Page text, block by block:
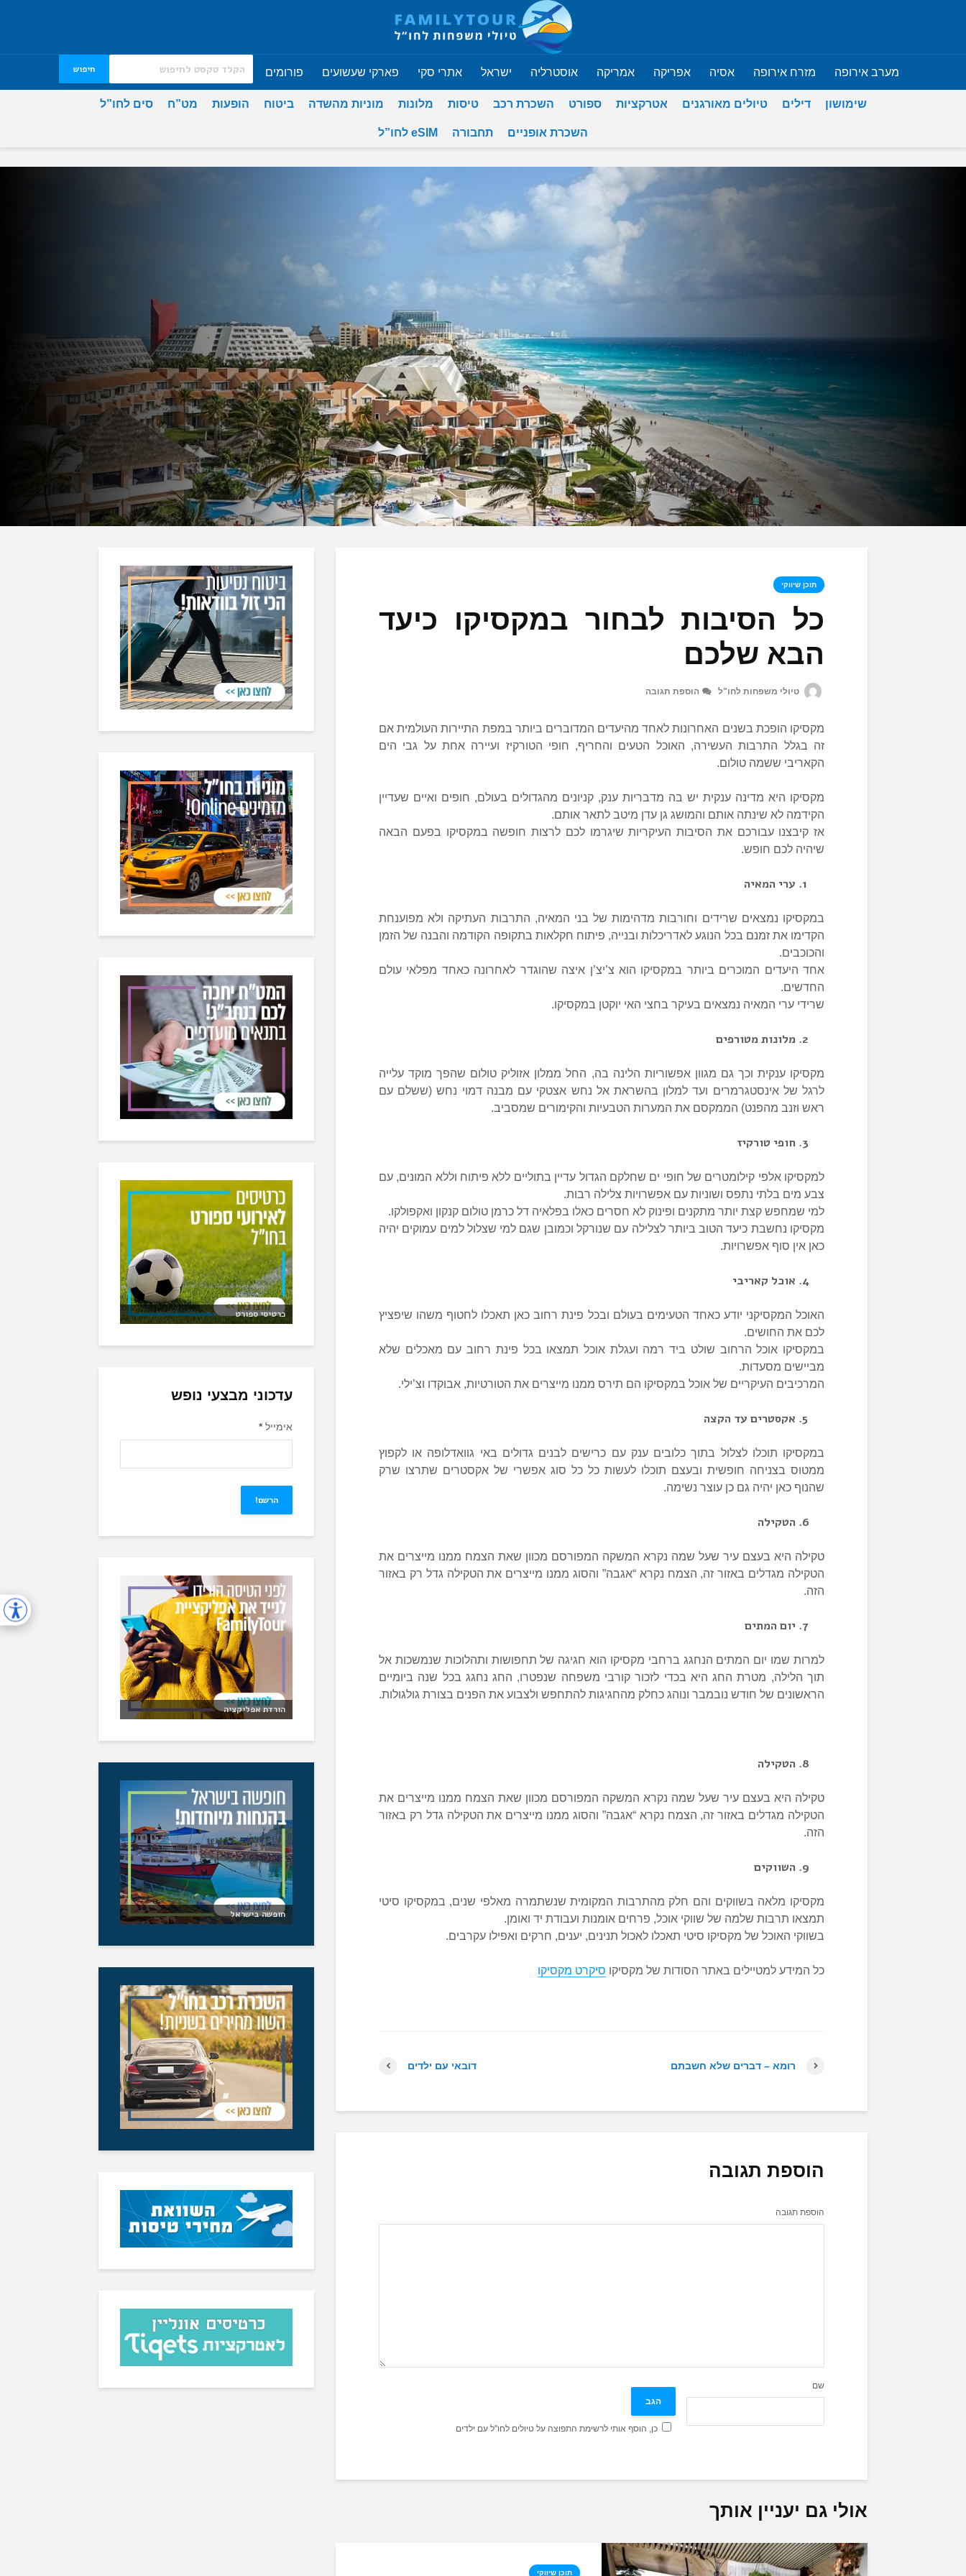
מערב אירופה מזרח אירופה אסיה אפריקה אמריקה אוסטרליה ישראל אתרי סקי פארקי שעשועים פורומים חיפוש
שימושון דילים טיולים מאורגנים אטרקציות ספורט השכרת רכב טיסות מלונות מוניות מהשדה ביטוח הופעות מט”ח סים לחו”ל
השכרת אופניים תחבורה eSIM לחו”ל
תוכן שיווקי
כל הסיבות לבחור במקסיקו כיעד
הבא שלכם
טיולי משפחות לחו"ל הוספת תגובה
מקסיקו הופכת בשנים האחרונות לאחד מהיעדים המדוברים ביותר במפת התיירות העולמית אם
זה בגלל התרבות העשירה, האוכל הטעים והחריף, חופי הטורקיז ועיירה אחת על גבי הים
הקאריבי ששמה טולום.
מקסיקו היא מדינה ענקית יש בה מדבריות ענק, קניונים מהגדולים בעולם, חופים ואיים שעדיין
הקידמה לא שינתה אותם והמושג גן עדן מיטב לתאר אותם.
אז קיבצנו עבורכם את הסיבות העיקריות שיגרמו לכם לרצות חופשה במקסיקו בפעם הבאה
שיהיה לכם חופש.
ערי המאיה
במקסיקו נמצאים שרידים וחורבות מדהימות של בני המאיה, התרבות העתיקה ולא מפוענחת
הקדימו את זמנם בכל הנוגע לאדריכלות ובנייה, פיתוח חקלאות בתקופה הקודמה והבנה של הזמן
והכוכבים.
אחד היעדים המוכרים ביותר במקסיקו הוא צ’יצ’ן איצה שהוגדר לאחרונה כאחד מפלאי עולם
החדשים.
שרידי ערי המאיה נמצאים בעיקר בחצי האי יוקטן במקסיקו.
מלונות מטורפים
מקסיקו ענקית וכך גם מגוון אפשוריות הלינה בה, החל ממלון אזוליק טולום שהפך מוקד עלייה
לרגל של אינסטגרמרים ועד למלון בהשראת אל נחש אצטקי עם מבנה דמוי נחש (ששלם עם
ראש וזנב מהפנט) הממקסם את המערות הטבעיות והקימורים שמסביב.
חופי טורקיז
למקסיקו אלפי קילומטרים של חופי ים שחלקם הגדול עדיין בתוליים ללא פיתוח וללא המונים, עם
צבע מים בלתי נתפס ושוניות עם אפשרויות צלילה רבות.
למי שמחפש קצת יותר מתקנים ופינוק לא חסרים כאלו בפלאיה דל כרמן טולום קנקון ואקפולקו.
מקסיקו נחשבת כיעד הטוב ביותר לצלילה עם שנורקל וכמובן שגם למי שצלול למים עמוקים יהיה
כאן אין סוף אפשרויות.
אוכל קאריבי
האוכל המקסיקני יודע כאחד הטעימים בעולם ובכל פינת רחוב כאן תאכלו לחטוף משהו שיפציץ
לכם את החושים.
במקסיקו אוכל הרחוב שולט ביד רמה ועגלת אוכל תמצאו בכל פינת רחוב עם מאכלים שלא
מביישים מסעדות.
המרכיבים העיקריים של אוכל במקסיקו הם תירס ממנו מייצרים את הטורטיות, אבוקדו וצ’ילי.
אקסטרים עד הקצה
במקסיקו תוכלו לצלול בתוך כלובים ענק עם כרישים לבנים גדולים באי גוואדלופה או לקפוץ
ממטוס בצניחה חופשית ובעצם תוכלו לעשות כל כל סוג אפשרי של אקסטרים שתרצו שרק
שהנוף כאן יהיה גם כן עוצר נשימה.
הטקילה
טקילה היא בעצם עיר שעל שמה נקרא המשקה המפורסם מכוון שאת הצמח ממנו מייצרים את
הטקילה מגדלים באזור זה, הצמח נקרא “אגבה” והסוג ממנו מייצרים את הטקילה גדל רק באזור
הזה.
יום המתים
למרות שמו יום המתים הנחגג ברחבי מקסיקו הוא חגיגה של תחפושות ותהלוכות שנמשכות אל
תוך הלילה, מטרת החג היא בכדי לזכור קורבי משפחה שנפטרו, החג נחגג בכל שנה ביומיים
הראשונים של חודש נובמבר ונוהג כחלק מהחגיגות להתחפש ולצבוע את הפנים בצורת גולגולות.
הטקילה
טקילה היא בעצם עיר שעל שמה נקרא המשקה המפורסם מכוון שאת הצמח ממנו מייצרים את
הטקילה מגדלים באזור זה, הצמח נקרא “אגבה” והסוג ממנו מייצרים את הטקילה גדל רק באזור
הזה.
השווקים
מקסיקו מלאה בשווקים והם חלק מהתרבות המקומית שנשתמרה מאלפי שנים, במקסיקו סיטי
תמצאו תרבות שלמה של שווקי אוכל, פרחים אומנות ועבודת יד ואומן.
בשווקי האוכל של מקסיקו סיטי תאכלו לאכול תנינים, יענים, חרקים ואפילו עקרבים.
כל המידע למטיילים באתר הסודות של מקסיקו סיקרט מקסיקו
דובאי עם ילדים רומא – דברים שלא חשבתם
הוספת תגובה
הוספת תגובה
שם
כן, הוסף אותי לרשימת התפוצה על טיולים לחו"ל עם ילדים
אולי גם יעניין אותך
תוכן שיווקי
כרטיסי ספורט
עדכוני מבצעי נופש
אימייל*
הורדת אפליקציה
חופשה בישראל